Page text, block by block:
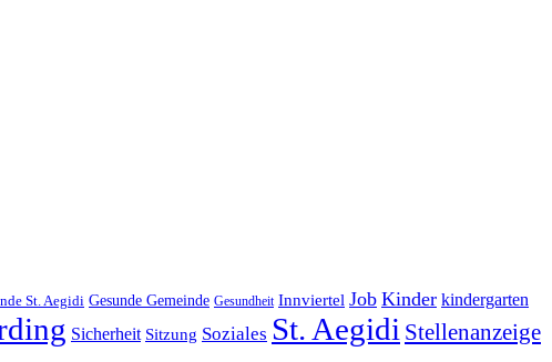
St. Aegidi Gesunde Gemeinde Gesundheit Innviertel Job Kinder kindergarten
Sicherheit Sitzung Soziales St. Aegidi Stellenanzeige